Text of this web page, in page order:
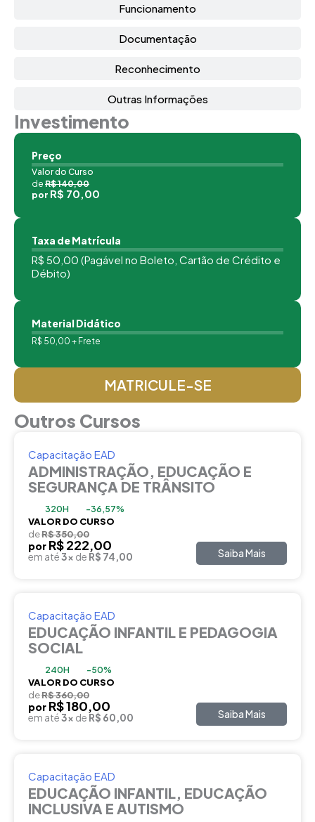
Funcionamento
Documentação
Reconhecimento
Outras Informações
Investimento
Preço
Valor do Curso
de R$ 140,00
por R$ 70,00
Taxa de Matrícula
R$ 50,00 (Pagável no Boleto, Cartão de Crédito e
Débito)
Material Didático
R$ 50,00 + Frete
MATRICULE-SE
Outros Cursos
Capacitação EAD
ADMINISTRAÇÃO, EDUCAÇÃO E
SEGURANÇA DE TRÂNSITO
320H -36,57%
VALOR DO CURSO
deR$ 350,00
por R$ 222,00
em até3x de R$ 74,00 Saiba Mais
Capacitação EAD
EDUCAÇÃO INFANTIL E PEDAGOGIA
SOCIAL
240H -50%
VALOR DO CURSO
deR$ 360,00
por R$ 180,00
em até3x de R$ 60,00 Saiba Mais
Capacitação EAD
EDUCAÇÃO INFANTIL, EDUCAÇÃO
INCLUSIVA E AUTISMO